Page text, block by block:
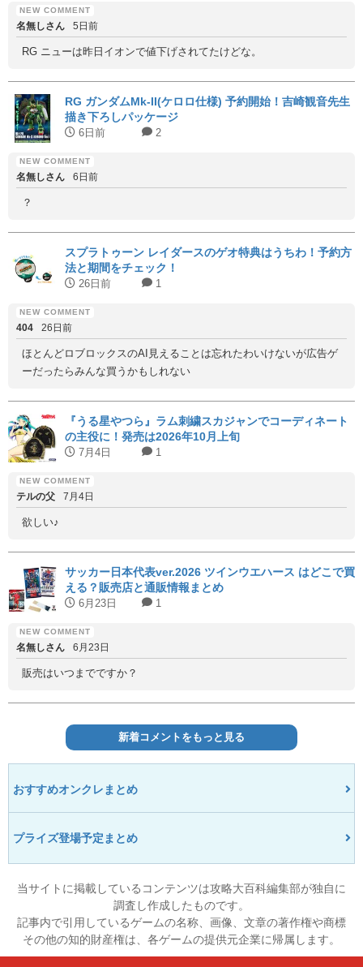
名無しさん 5日前
RG ニューは昨日イオンで値下げされてたけどな。
RG ガンダムMk-II(ケロロ仕様) 予約開始！吉崎観音先生
描き下ろしパッケージ
6日前 2
名無しさん 6日前
？
スプラトゥーン レイダースのゲオ特典はうちわ！予約方
法と期間をチェック！
26日前 1
404 26日前
ほとんどロブロックスのAI見えることは忘れたわいけないが広告ゲ
ーだったらみんな買うかもしれない
『うる星やつら』ラム刺繍スカジャンでコーディネート
の主役に！発売は2026年10月上旬
7月4日 1
テルの父 7月4日
欲しい♪
サッカー日本代表ver.2026 ツインウエハース はどこで買
える？販売店と通販情報まとめ
6月23日 1
名無しさん 6月23日
販売はいつまでですか？
新着コメントをもっと見る
おすすめオンクレまとめ
プライズ登場予定まとめ
当サイトに掲載しているコンテンツは攻略大百科編集部が独自に
調査し作成したものです。
記事内で引用しているゲームの名称、画像、文章の著作権や商標
その他の知的財産権は、各ゲームの提供元企業に帰属します。